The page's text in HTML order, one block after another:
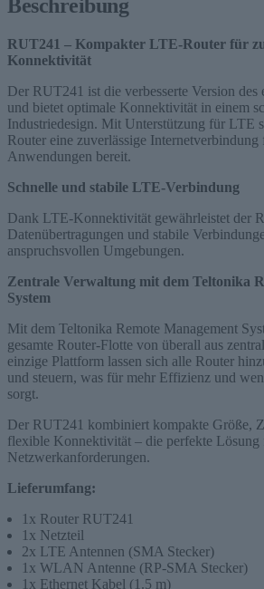
Beschreibung
RUT241 – Kompakter LTE-Router für
Konnektivität
Der RUT241 ist die verbesserte Version
und bietet optimale Konnektivität in einem
Industriedesign. Mit Unterstützung für LTE
Router eine zuverlässige Internetverbindung
Anwendungen bereit.
Schnelle und stabile LTE-Verbindung
Dank LTE-Konnektivität gewährleistet der
Datenübertragungen und stabile
anspruchsvollen Umgebungen.
Zentrale Verwaltung mit dem Teltonika
System
Mit dem Teltonika Remote Management
gesamte Router-Flotte von überall aus
einzige Plattform lassen sich alle Router
und steuern, was für mehr Effizienz und
sorgt.
Der RUT241 kombiniert kompakte Größe,
flexible Konnektivität – die perfekte Lösung
Netzwerkanforderungen.
Lieferumfang:
1x Router RUT241
1x Netzteil
2x LTE Antennen (SMA Stecker)
1x WLAN Antenne (RP-SMA Stecker)
1x Ethernet Kabel (1.5 m)